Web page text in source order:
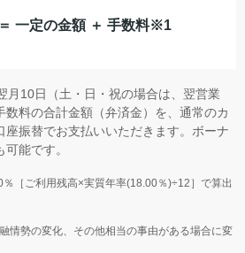
一定の金額 ＋ 手数料※1
月10日（土・日・祝の場合は、翌営業
数料の合計金額（弁済金）を、通常のカ
座振替でお支払いいただきます。ボーナ
能です。
［ご利用残高×実質年率(18.00％)÷12］で算出
情勢の変化、その他相当の事由がある場合に変